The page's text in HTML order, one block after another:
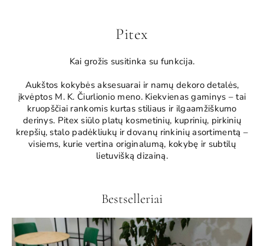
Pitex
Kai grožis susitinka su funkcija.
Aukštos kokybės aksesuarai ir namų dekoro detalės,
įkvėptos M. K. Čiurlionio meno. Kiekvienas gaminys – tai
kruopščiai rankomis kurtas stiliaus ir ilgaamžiškumo
derinys. Pitex siūlo platų kosmetinių, kuprinių, pirkinių
krepšių, stalo padėkliukų ir dovanų rinkinių asortimentą –
visiems, kurie vertina originalumą, kokybę ir subtilų
lietuvišką dizainą.
Bestselleriai